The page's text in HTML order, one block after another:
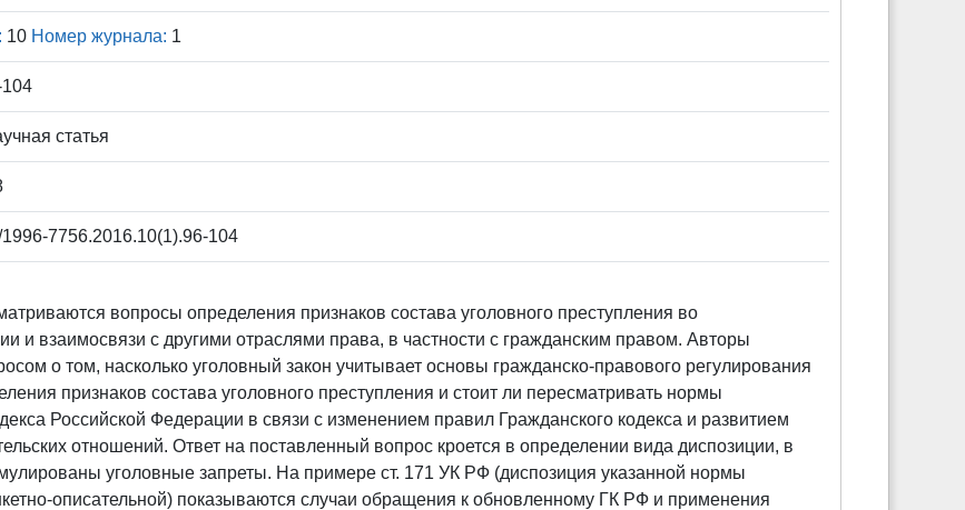
10 Номер журнала: 1
статья
7756.2016.10(1).96-104
вопросы определения признаков состава уголовного преступления во
и взаимосвязи с другими отраслями права, в частности с гражданским правом. Авторы
о том, насколько уголовный закон учитывает основы гражданско-правового регулирования
признаков состава уголовного преступления и стоит ли пересматривать нормы
Российской Федерации в связи с изменением правил Гражданского кодекса и развитием
отношений. Ответ на поставленный вопрос кроется в определении вида диспозиции, в
уголовные запреты. На примере ст. 171 УК РФ (диспозиция указанной нормы
описательной) показываются случаи обращения к обновленному ГК РФ и применения